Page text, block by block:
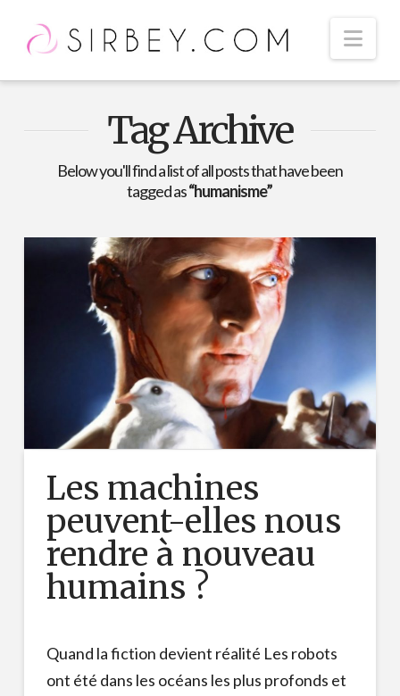
Tag Archive
Below you'll find a list of all posts that have been
tagged as“humanisme”
Les machines
peuvent-elles nous
rendre à nouveau
humains ?
Quand la fiction devient réalité Les robots
ont été dans les océans les plus profonds et